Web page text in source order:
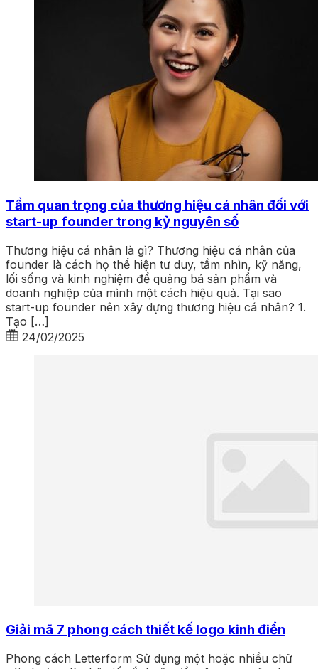
Tầm quan trọng của thương hiệu cá nhân đối với
start-up founder trong kỷ nguyên số
Thương hiệu cá nhân là gì? Thương hiệu cá nhân của
founder là cách họ thể hiện tư duy, tầm nhìn, kỹ năng,
lối sống và kinh nghiệm để quảng bá sản phẩm và
doanh nghiệp của mình một cách hiệu quả. Tại sao
start-up founder nên xây dựng thương hiệu cá nhân? 1.
Tạo […]
24/02/2025
Giải mã 7 phong cách thiết kế logo kinh điển
Phong cách Letterform Sử dụng một hoặc nhiều chữ